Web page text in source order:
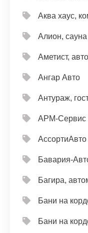
Аква хаус,
Алион, сауна
Аметист,
Ангар Авто
Антураж,
АРМ-Сервис
АссортиАвто
Бавария-
Багира,
Бани на
Бани на